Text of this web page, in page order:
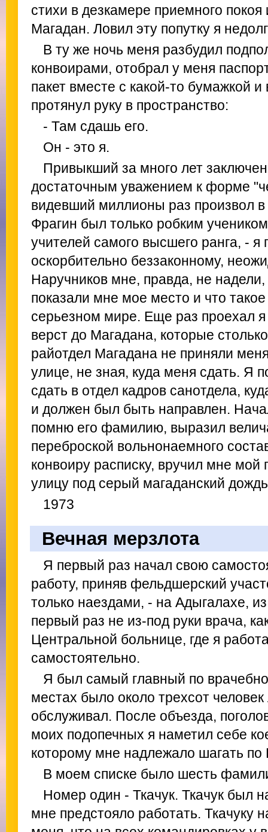
стихи в дезкамере приемного покоя
Магадан. Ловил эту попутку я
В ту же ночь меня разбудил
конвоирами, отобрал у меня
пакет вместе с какой-то бумажкой и
протянул руку в пространство:
- Там сдашь его.
Он - это я.
Привыкший за много лет
достаточным уважением к форме
видевший миллионы раз произвол
Фрагин был только робким
учителей самого высшего ранга, -
оскорбительно беззаконному,
Наручников мне, правда, не надели,
показали мне мое место и что
серьезном мире. Еще раз проехал я
верст до Магадана, которые
райотдел Магадана не приняли
улице, не зная, куда меня сдать. Я
сдать в отдел кадров санотдела,
и должен был быть направлен.
помню его фамилию, выразил
переброской вольнонаемного
конвоиру расписку, вручил мне мой
улицу под серый магаданский
1973
Вечная мерзлота
Я первый раз начал свою
работу, приняв фельдшерский
только наездами, - на Адыгалахе,
первый раз не из-под руки врача,
Центральной больнице, где я
самостоятельно.
Я был самый главный по
местах было около трехсот
обслуживал. После объезда,
моих подопечных я наметил себе
которому мне надлежало шагать
В моем списке было шесть
Номер один - Ткачук. Ткачук был
мне предстояло работать. Ткачуку